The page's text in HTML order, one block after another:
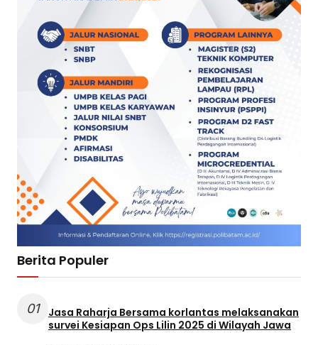
Berita Populer
01
Jasa Raharja Bersama korlantas melaksanakan
survei Kesiapan Ops Lilin 2025 di Wilayah Jawa